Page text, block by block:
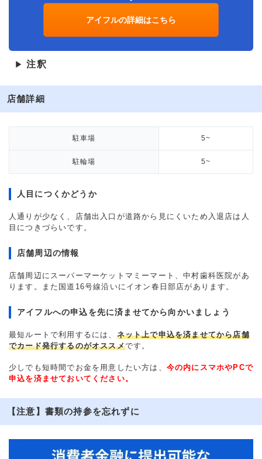
アイフルの詳細はこちら
▶ 注釈
店舗詳細
駐車場 5~
駐輪場 5~
人目につくかどうか
人通りが少なく、店舗出入口が道路から見にくいため入退店は人
目につきづらいです。
店舗周辺の情報
店舗周辺にスーパーマーケットマミーマート、中村歯科医院があ
ります。また国道16号線沿いにイオン春日部店があります。
アイフルへの申込を先に済ませてから向かいましょう
最短ルートで利用するには、 ネット上で申込を済ませてから店舗
でカード発行するのがオススメです。
少しでも短時間でお金を用意したい方は、 今の内にスマホやPCで
申込を済ませておいてください。
【注意】書類の持参を忘れずに